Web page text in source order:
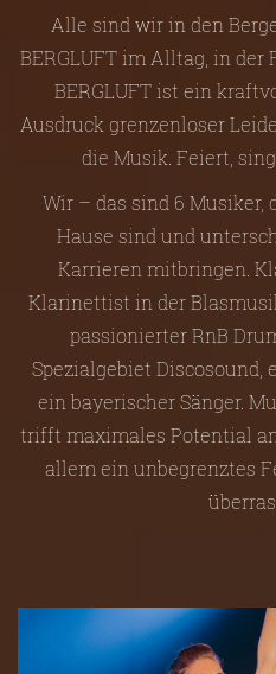
Alle sind wir in den
BERGLUFT im Alltag, in der
BERGLUFT ist ein
Ausdruck grenzenloser
die Musik. Feiert,
Wir – das sind 6 Musiker,
Hause sind und
Karrieren mitbringen.
Klarinettist in der
passionierter RnB
Spezialgebiet Discosound,
ein bayerischer Sänger.
trifft maximales Potential
allem ein unbegrenztes